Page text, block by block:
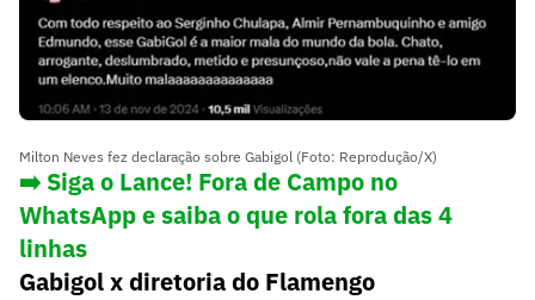
Milton Neves fez declaração sobre Gabigol (Foto: Reprodução/X)
➡️ Siga o Lance! Fora de Campo no
WhatsApp e saiba o que rola fora das 4
linhas
Gabigol x diretoria do Flamengo